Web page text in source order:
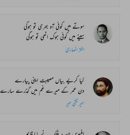
سوتے میں کوئی آہ بھری تو ہوگی
سینے میں کوئی ہوک اٹھی تو ہوگی
اختر انصاری
کیا کریے بیاں مصیبت اپنی پیارے
دن عمر کے میرے غم میں گذرے سارے
میر تقی میر